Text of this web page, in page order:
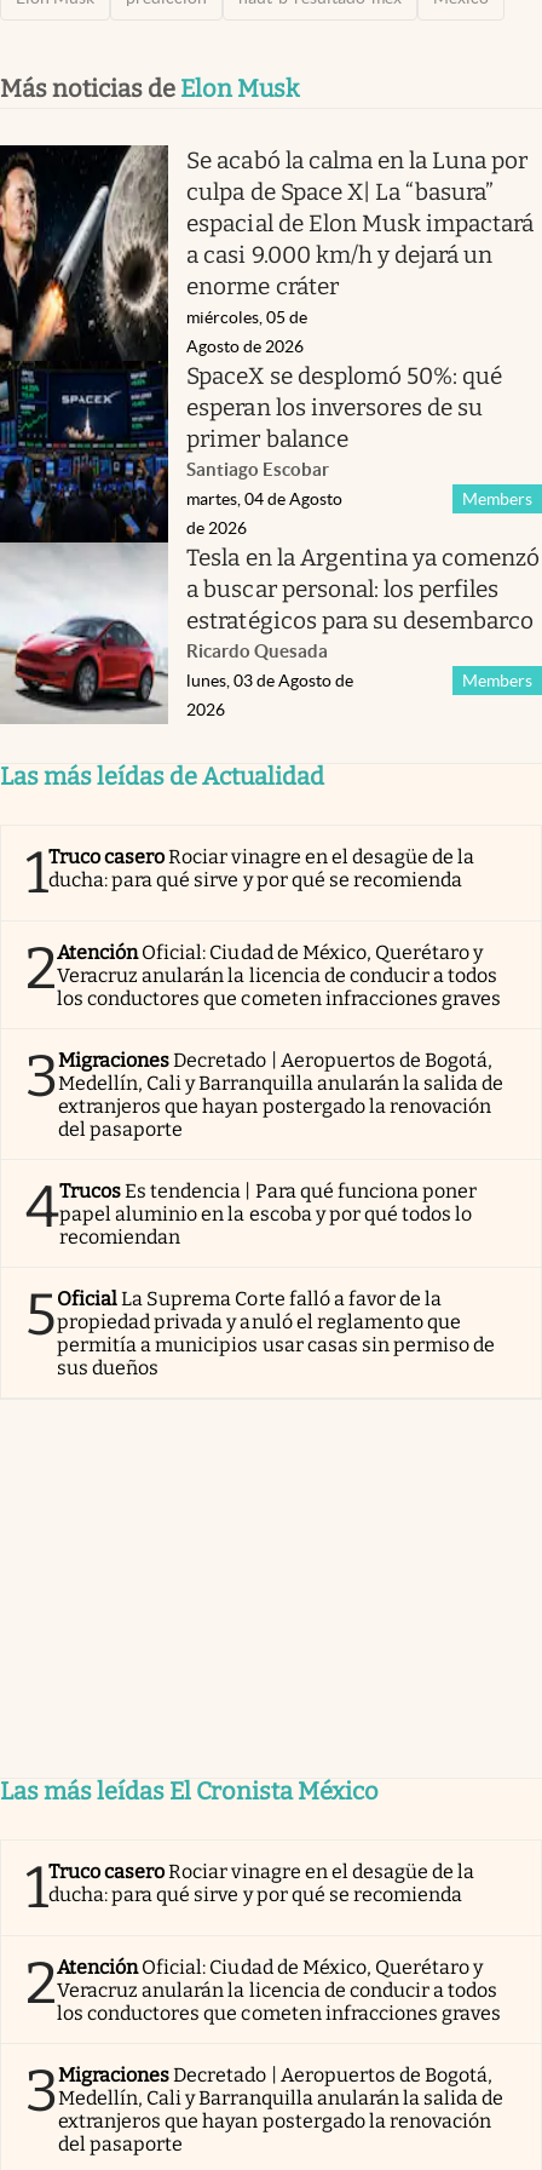
Más noticias de Elon Musk
Se acabó la calma en la Luna por
culpa de Space X| La “basura”
espacial de Elon Musk impactará
a casi 9.000 km/h y dejará un
enorme cráter
miércoles, 05 de
Agosto de 2026
SpaceX se desplomó 50%: qué
esperan los inversores de su
primer balance
Santiago Escobar
Members
martes, 04 de Agosto
de 2026
Tesla en la Argentina ya comenzó
a buscar personal: los perfiles
estratégicos para su desembarco
Ricardo Quesada
Members
lunes, 03 de Agosto de
2026
Las más leídas de Actualidad
1Truco caseroRociar vinagre en el desagüe de la
ducha: para qué sirve y por qué se recomienda
2AtenciónOficial: Ciudad de México, Querétaro y
Veracruz anularán la licencia de conducir a todos
los conductores que cometen infracciones graves
3MigracionesDecretado | Aeropuertos de Bogotá,
Medellín, Cali y Barranquilla anularán la salida de
extranjeros que hayan postergado la renovación
del pasaporte
4TrucosEs tendencia | Para qué funciona poner
papel aluminio en la escoba y por qué todos lo
recomiendan
5OficialLa Suprema Corte falló a favor de la
propiedad privada y anuló el reglamento que
permitía a municipios usar casas sin permiso de
sus dueños
Las más leídas El Cronista México
1Truco caseroRociar vinagre en el desagüe de la
ducha: para qué sirve y por qué se recomienda
2AtenciónOficial: Ciudad de México, Querétaro y
Veracruz anularán la licencia de conducir a todos
los conductores que cometen infracciones graves
3MigracionesDecretado | Aeropuertos de Bogotá,
Medellín, Cali y Barranquilla anularán la salida de
extranjeros que hayan postergado la renovación
del pasaporte